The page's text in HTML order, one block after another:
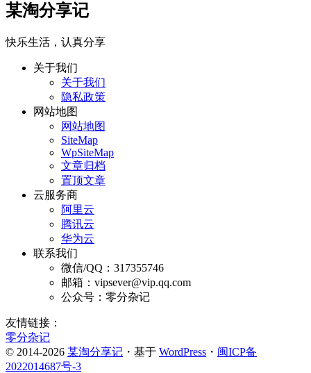
某淘分享记
快乐生活，认真分享
关于我们
关于我们
隐私政策
网站地图
网站地图
SiteMap
WpSiteMap
文章归档
置顶文章
云服务商
阿里云
腾讯云
华为云
联系我们
微信/QQ：317355746
邮箱：vipsever@vip.qq.com
公众号：零分杂记
友情链接：
零分杂记
© 2014-2026 某淘分享记 ・基于 WordPress ・ 闽ICP备
2022014687号-3